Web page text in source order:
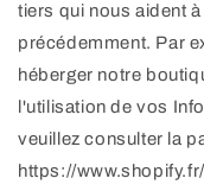
tiers qui nous aident
précédemment. Par
héberger notre
l'utilisation de vos
veuillez consulter la
https://